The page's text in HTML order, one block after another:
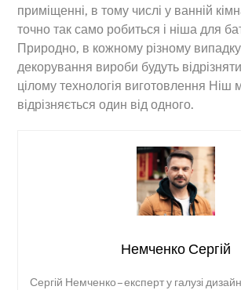
приміщенні, в тому числі у ванній
точно так само робиться і ніша для
Природно, в кожному різному
декорування вироби будуть
цілому технологія виготовлення Ніш
відрізняється один від одного.
Немченко Сергій
Сергій Немченко – експерт у галузі